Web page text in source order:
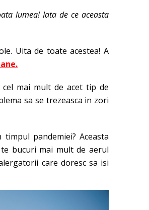
lumea! Iata de ce aceasta
Uita de toate acestea! A
mai mult de acet tip de
sa se trezeasca in zori
timpul pandemiei? Aceasta
bucuri mai mult de aerul
care doresc sa isi